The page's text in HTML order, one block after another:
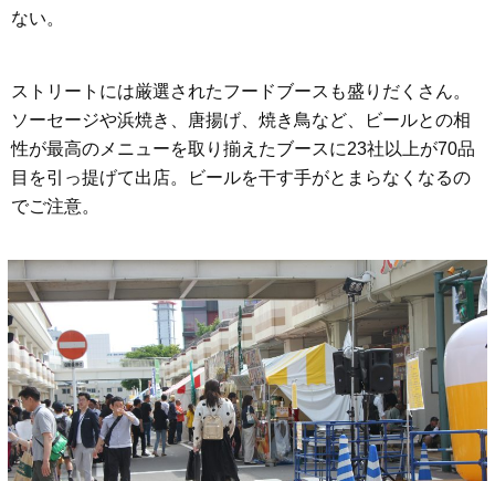
ない。
ストリートには厳選されたフードブースも盛りだくさん。
ソーセージや浜焼き、唐揚げ、焼き鳥など、ビールとの相
性が最高のメニューを取り揃えたブースに23社以上が70品
目を引っ提げて出店。ビールを干す手がとまらなくなるの
でご注意。